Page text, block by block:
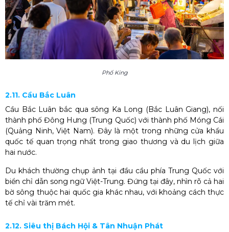
Phố King
2.11. Cầu Bắc Luân
Cầu Bắc Luân bắc qua sông Ka Long (Bắc Luân Giang), nối
thành phố Đông Hưng (Trung Quốc) với thành phố Móng Cái
(Quảng Ninh, Việt Nam). Đây là một trong những cửa khẩu
quốc tế quan trọng nhất trong giao thương và du lịch giữa
hai nước.
Du khách thường chụp ảnh tại đầu cầu phía Trung Quốc với
biển chỉ dẫn song ngữ Việt-Trung. Đứng tại đây, nhìn rõ cả hai
bờ sông thuộc hai quốc gia khác nhau, với khoảng cách thực
tế chỉ vài trăm mét.
2.12. Siêu thị Bách Hội & Tân Nhuận Phát